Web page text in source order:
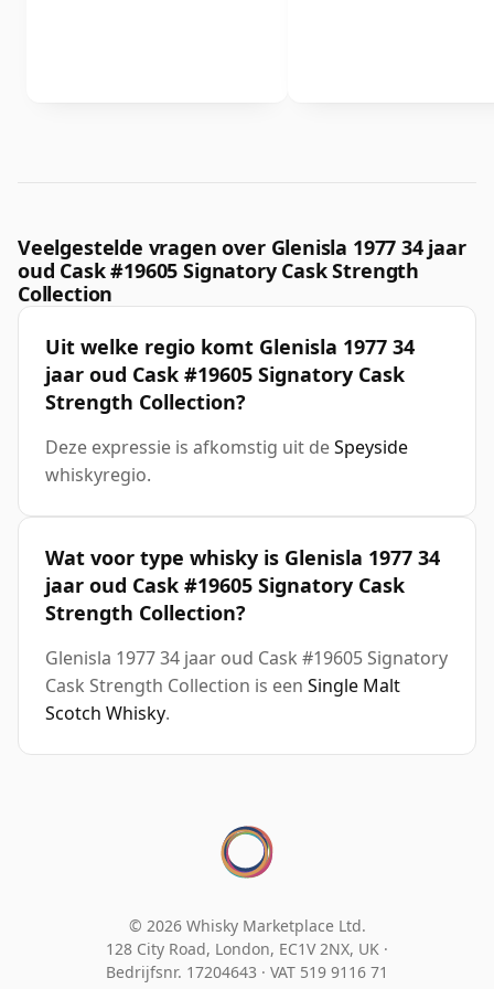
Veelgestelde vragen over Glenisla 1977 34 jaar
oud Cask #19605 Signatory Cask Strength
Collection
Uit welke regio komt Glenisla 1977 34
jaar oud Cask #19605 Signatory Cask
Strength Collection?
Deze expressie is afkomstig uit deSpeyside
whiskyregio.
Wat voor type whisky is Glenisla 1977 34
jaar oud Cask #19605 Signatory Cask
Strength Collection?
Glenisla 1977 34 jaar oud Cask #19605 Signatory
Cask Strength Collection is een Single Malt
Scotch Whisky.
© 2026 Whisky Marketplace Ltd.
128 City Road, London, EC1V 2NX, UK ·
Bedrijfsnr. 17204643 · VAT 519 9116 71